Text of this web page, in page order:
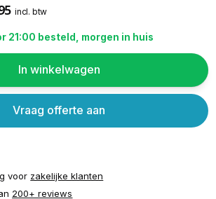
incl. btw
21:00 besteld, morgen in huis
In winkelwagen
Vraag offerte aan
voor zakelijke klanten
200+ reviews